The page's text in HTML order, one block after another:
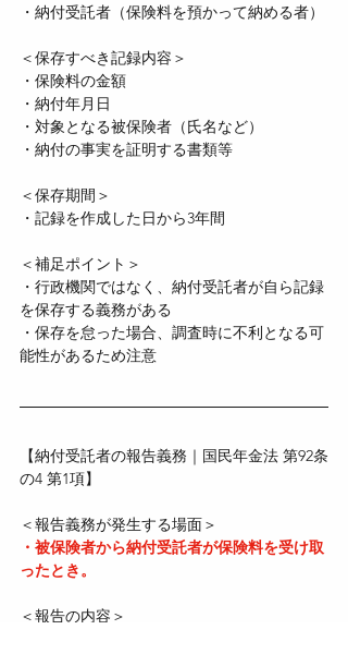
・納付受託者（保険料を預かって納める者）
＜保存すべき記録内容＞
・保険料の金額
・納付年月日
・対象となる被保険者（氏名など）
・納付の事実を証明する書類等
＜保存期間＞
・記録を作成した日から3年間
＜補足ポイント＞
・行政機関ではなく、納付受託者が自ら記録
を保存する義務がある
・保存を怠った場合、調査時に不利となる可
能性があるため注意
【納付受託者の報告義務｜国民年金法 第92条
の4 第1項】
＜報告義務が発生する場面＞
・被保険者から納付受託者が保険料を受け取
ったとき。
＜報告の内容＞